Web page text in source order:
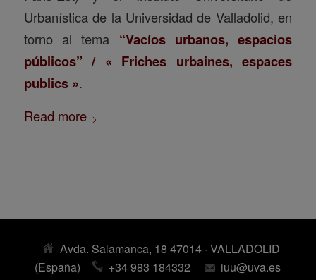
Urbanística de la Universidad de Valladolid, en
torno al tema “Vacíos urbanos, espacios
públicos” / « Friches urbaines, espaces
publics ».
Read more
Avda. Salamanca, 18 47014 · VALLADOLID
(España)
+34 983 184332 iuu@uva.es